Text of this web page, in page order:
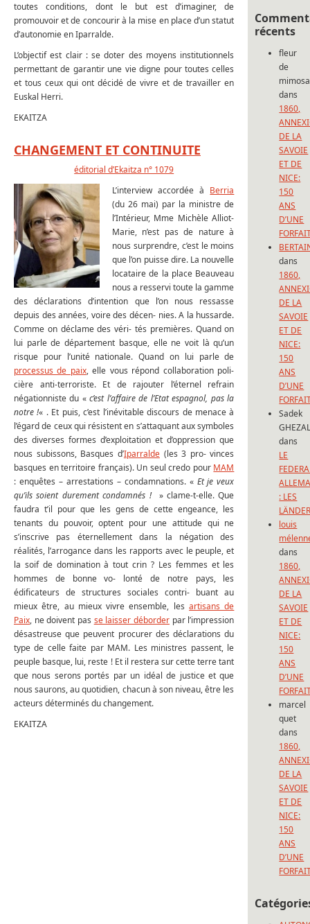
toutes conditions, dont le but est d’imaginer, de
promouvoir et de concourir à la mise en place d’un statut
d’autonomie en Iparralde.
L’objectif est clair : se doter des moyens institutionnels
permettant de garantir une vie digne pour toutes celles
et tous ceux qui ont décidé de vivre et de travailler en
Euskal Herri.
EKAITZA
CHANGEMENT ET CONTINUITE
éditorial d’Ekaitza n° 1079
L’interview accordée à Berria
(du 26 mai) par la ministre de
l’Intérieur, Mme Michèle Alliot-
Marie, n’est pas de nature à
nous surprendre, c’est le moins
que l’on puisse dire. La nouvelle
locataire de la place Beauveau
nous a resservi toute la gamme
des déclarations d’intention que l’on nous ressasse
depuis des années, voire des décen- nies. A la hussarde.
Comme on déclame des véri- tés premières. Quand on
lui parle de département basque, elle ne voit là qu’un
risque pour l’unité nationale. Quand on lui parle de
processus de paix, elle vous répond collaboration poli-
cière anti-terroriste. Et de rajouter l’éternel refrain
négationniste du «c’est l’affaire de l’Etat espagnol, pas la
notre !« . Et puis, c’est l’inévitable discours de menace à
l’égard de ceux qui résistent en s’attaquant aux symboles
des diverses formes d’exploitation et d’oppression que
nous subissons, Basques d’Iparralde(les 3 pro- vinces
basques en territoire français). Un seul credo pour MAM
: enquêtes – arrestations – condamnations. « Et je veux
qu’ils soient durement condamnés !» clame-t-elle. Que
faudra t’il pour que les gens de cette engeance, les
tenants du pouvoir, optent pour une attitude qui ne
s’inscrive pas éternellement dans la négation des
réalités, l’arrogance dans les rapports avec le peuple, et
la soif de domination à tout crin ? Les femmes et les
hommes de bonne vo- lonté de notre pays, les
édificateurs de structures sociales contri- buant au
mieux être, au mieux vivre ensemble, lesartisans de
Paix, ne doivent pas se laisser déborder par l’impression
désastreuse que peuvent procurer des déclarations du
type de celle faite par MAM. Les ministres passent, le
peuple basque, lui, reste ! Et il restera sur cette terre tant
que nous serons portés par un idéal de justice et que
nous saurons, au quotidien, chacun à son niveau, être les
acteurs déterminés du changement.
EKAITZA
récents
fleur
de
mimosa
dans
1860,
DE LA
SAVOIE
ET DE
NICE:
150
ANS
D’UNE
dans
1860,
DE LA
SAVOIE
ET DE
NICE:
150
ANS
D’UNE
Sadek
dans
LE
: LES
louis
dans
1860,
DE LA
SAVOIE
ET DE
NICE:
150
ANS
D’UNE
marcel
quet
dans
1860,
DE LA
SAVOIE
ET DE
NICE:
150
ANS
D’UNE